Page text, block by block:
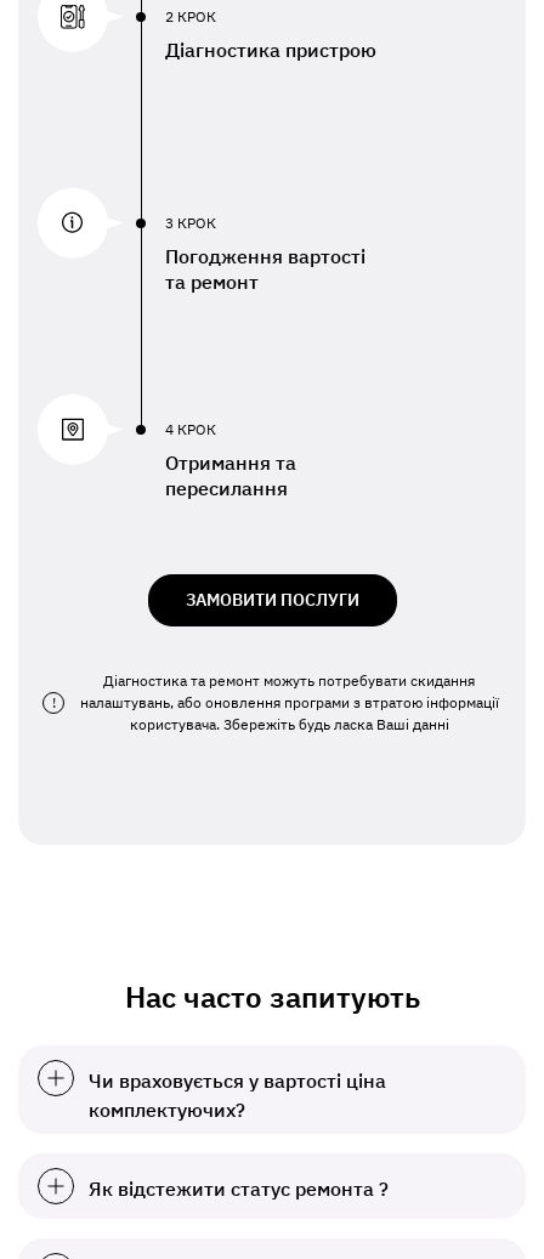
2 КРОК
Діагностика пристрою
3 КРОК
Погодження вартості
та ремонт
4 КРОК
Отримання та
пересилання
ЗАМОВИТИ ПОСЛУГИ
!
Діагностика та ремонт можуть потребувати скидання
налаштувань, або оновлення програми з втратою інформації
користувача. Збережіть будь ласка Ваші данні
Нас часто запитують
Чи враховується у вартості ціна
комплектуючих?
Як відстежити статус ремонта ?